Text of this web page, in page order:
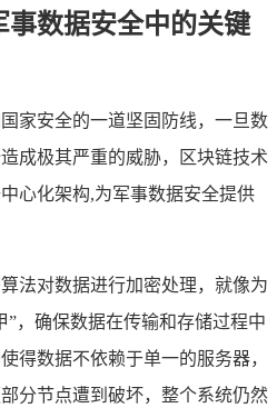
事数据安全中的关键
家安全的一道坚固防线，一旦数
成极其严重的威胁，区块链技术
心化架构,为军事数据安全提供
法对数据进行加密处理，就像为
”，确保数据在传输和存储过程中
得数据不依赖于单一的服务器，
分节点遭到破坏，整个系统仍然